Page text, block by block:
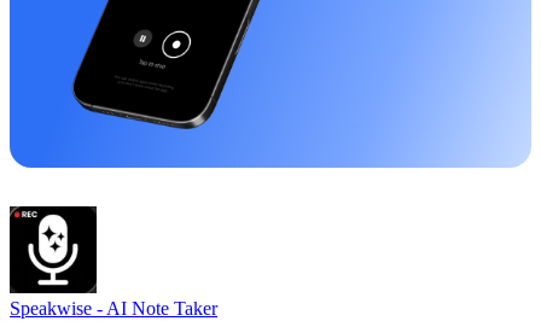
Speakwise - AI Note Taker